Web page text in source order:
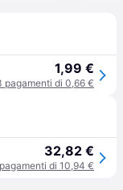
1,99 €
pagamenti di 0,66 €
32,82 €
di 10,94 €